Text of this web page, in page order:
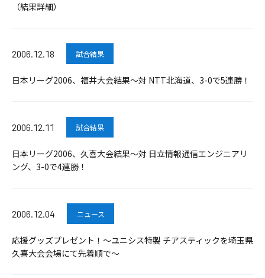
（結果詳細）
2006.12.18 試合結果
日本リーグ2006、福井大会結果～対 NTT北海道、3-0で5連勝！
2006.12.11 試合結果
日本リーグ2006、久喜大会結果～対 日立情報通信エンジニアリ
ング、3-0で4連勝！
2006.12.04 ニュース
応援グッズプレゼント！～ユニシス特製 チアスティックを埼玉県
久喜大会会場にて先着順で～